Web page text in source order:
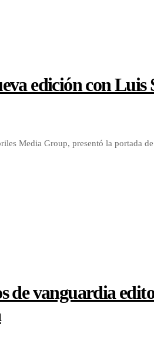
edición con
Media Group, presentó la portada
de vanguardia